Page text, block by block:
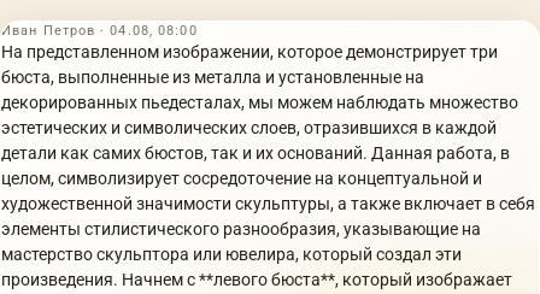
Иван Петров · 04.08, 08:00
На представленном изображении, которое демонстрирует три
бюста, выполненные из металла и установленные на
декорированных пьедесталах, мы можем наблюдать множество
эстетических и символических слоев, отразившихся в каждой
детали как самих бюстов, так и их оснований. Данная работа, в
целом, символизирует сосредоточение на концептуальной и
художественной значимости скульптуры, а также включает в себя
элементы стилистического разнообразия, указывающие на
мастерство скульптора или ювелира, который создал эти
произведения. Начнем с **левого бюста**, который изображает